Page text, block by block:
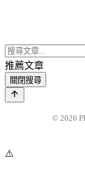
推薦文章
關閉搜尋
© 2026
⚠️